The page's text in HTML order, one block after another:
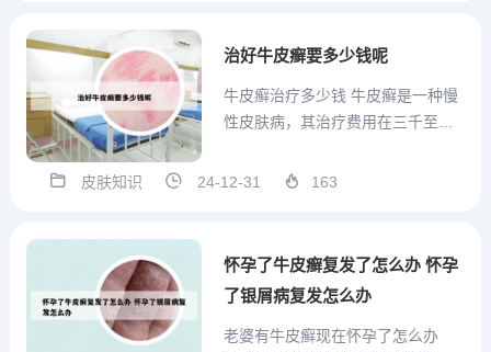
更高，如病程1年内的患者治愈率为
治好牛皮癣要多少钱呢
牛皮癣治疗多少钱 牛皮癣是一种慢
性皮肤病，其治疗费用在三千至七
数，因地区经济发展水平不同，医
用有所波动。治疗费用需根据个人
度...
皮肤知识 24-12-31 163
怀孕了牛皮癣复发了怎么办 怀孕
了银屑病复发怎么办
老婆有牛皮癣现在怀孕了怎么办